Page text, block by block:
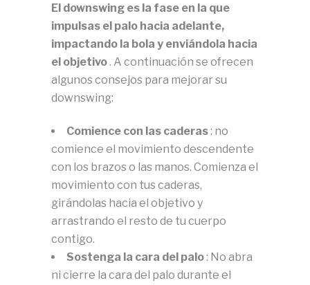
El downswing es la fase en la que
impulsas el palo hacia adelante,
impactando la bola y enviándola hacia
el objetivo. A continuación se ofrecen
algunos consejos para mejorar su
downswing:
Comience con las caderas: no
comience el movimiento descendente
con los brazos o las manos. Comienza el
movimiento con tus caderas,
girándolas hacia el objetivo y
arrastrando el resto de tu cuerpo
contigo.
Sostenga la cara del palo: No abra
ni cierre la cara del palo durante el